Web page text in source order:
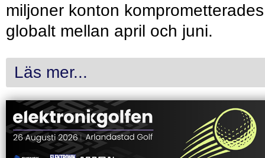
miljoner konton komprometterades
globalt mellan april och juni.
Läs mer...